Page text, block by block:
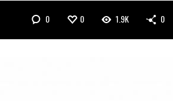
0 0 1.9K 0